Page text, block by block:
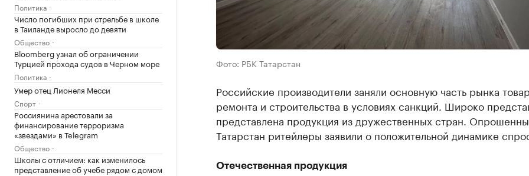
Политика
Число погибших при стрельбе в школе
в Таиланде выросло до девяти
Общество
Bloomberg узнал об ограничении
Турцией прохода судов в Черном море
Политика
Умер отец Лионеля Месси
Спорт
Россиянина арестовали за
финансирование терроризма
«звездами» в Telegram
Общество
Школы с отличием: как изменилось
представление об учебе рядом с домом
Фото: РБК Татарстан
Российские производители заняли основную часть рынка
ремонта и строительства в условиях санкций. Широко
представлена продукция из дружественных стран.
Татарстан ритейлеры заявили о положительной динамике
Отечественная продукция